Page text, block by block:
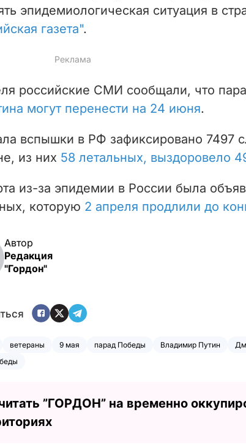
эпидемиологическая ситуация в
газета".
российские СМИ сообщали, что
могут перенести на 24 июня.
вспышки в РФ зафиксировано 7497
из них 58 летальных, выздоровело
из-за эпидемии в России была
которую 2 апреля продлили до
Автор
Редакция
"Гордон"
ветераны 9 мая парад Победы Владимир Путин
”ГОРДОН” на временно